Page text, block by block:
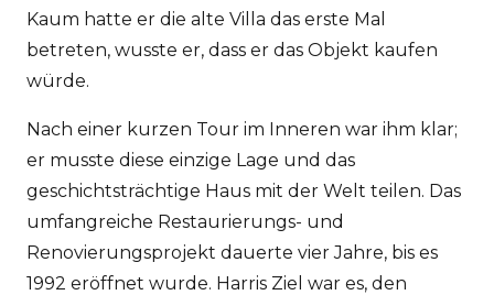
Kaum hatte er die alte Villa das erste Mal
betreten, wusste er, dass er das Objekt kaufen
würde.
Nach einer kurzen Tour im Inneren war ihm klar;
er musste diese einzige Lage und das
geschichtsträchtige Haus mit der Welt teilen. Das
umfangreiche Restaurierungs- und
Renovierungsprojekt dauerte vier Jahre, bis es
1992 eröffnet wurde. Harris Ziel war es, den